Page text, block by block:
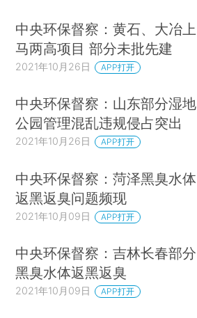
中央环保督察：黄石、大冶上
马两高项目 部分未批先建
2021年10月26日 APP打开
中央环保督察：山东部分湿地
公园管理混乱违规侵占突出
2021年10月26日 APP打开
中央环保督察：菏泽黑臭水体
返黑返臭问题频现
2021年10月09日 APP打开
中央环保督察：吉林长春部分
黑臭水体返黑返臭
2021年10月09日 APP打开